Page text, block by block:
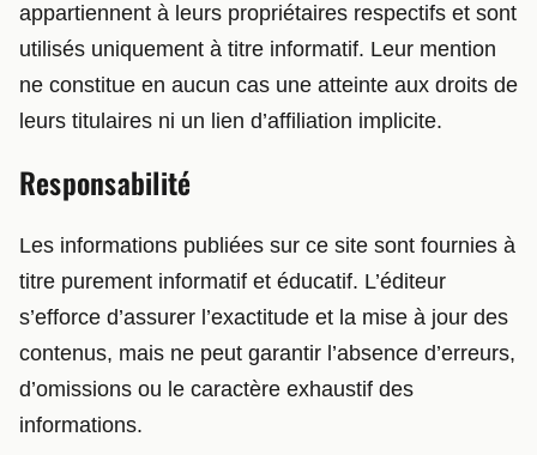
appartiennent à leurs propriétaires respectifs et sont
utilisés uniquement à titre informatif. Leur mention
ne constitue en aucun cas une atteinte aux droits de
leurs titulaires ni un lien d’affiliation implicite.
Responsabilité
Les informations publiées sur ce site sont fournies à
titre purement informatif et éducatif. L’éditeur
s’efforce d’assurer l’exactitude et la mise à jour des
contenus, mais ne peut garantir l’absence d’erreurs,
d’omissions ou le caractère exhaustif des
informations.